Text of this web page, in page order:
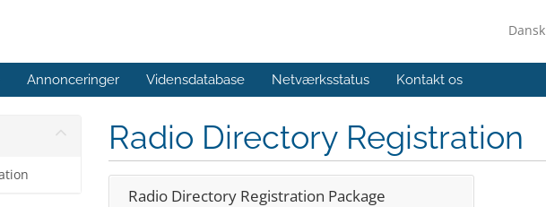
Dansk
Annonceringer Vidensdatabase Netværksstatus Kontakt os
Radio Directory Registration
Radio Directory Registration Package